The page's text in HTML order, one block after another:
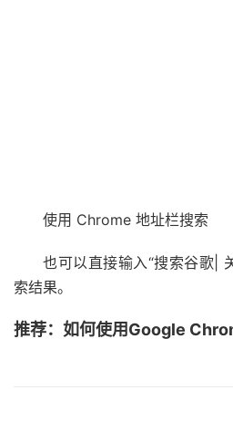
使用 Chrome 地址栏搜索
也可以直接输入“搜索谷歌|
索结果。
推荐：如何使用Google